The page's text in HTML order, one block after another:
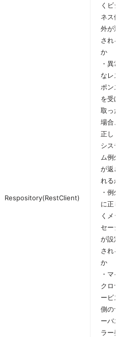
Respository(RestClient)
くビジ
ネス例
外が返
される
か
・異常
なレス
ポンス
を受け
取った
場合、
正しく
システ
ム例外
が返さ
れるか
・例外
に正し
くメッ
セージ
が設定
される
か
・マイ
クロサ
ービス
側のサ
ーバエ
ラー発